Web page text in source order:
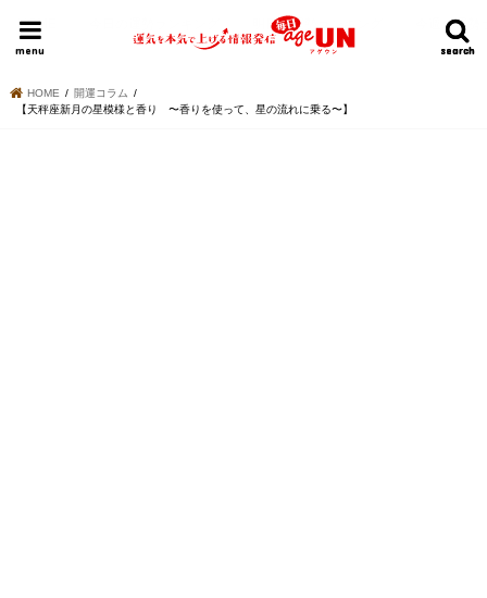
search
search
menu
HOME 明日の運勢ランキング 今週の運勢
HOME
開運コラム
【天秤座新月の星模様と香り 〜香りを使って、星の流れに乗る〜】